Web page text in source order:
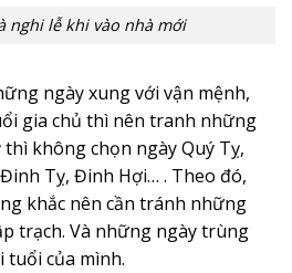
nghi lễ khi vào nhà mới
ngày xung với vận mệnh,
gia chủ thì nên tranh những
thì không chọn ngày Quý Tỵ,
Tỵ, Đinh Hợi… . Theo đó,
khắc nên cần tránh những
trạch. Và những ngày trùng
tuổi của mình.